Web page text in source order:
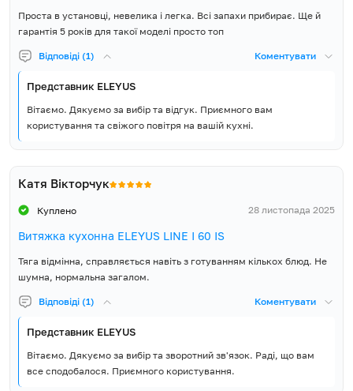
Проста в установці, невелика і легка. Всі запахи прибирає. Ще й
гарантія 5 років для такої моделі просто топ
Відповіді (1) Коментувати
Представник ELEYUS
Вітаємо. Дякуємо за вибір та відгук. Приємного вам
користування та свіжого повітря на вашій кухні.
Катя Вікторчук
Куплено 28 листопада 2025
Витяжка кухонна ELEYUS LINE I 60 IS
Тяга відмінна, справляється навіть з готуванням кількох блюд. Не
шумна, нормальна загалом.
Відповіді (1) Коментувати
Представник ELEYUS
Вітаємо. Дякуємо за вибір та зворотний зв'язок. Раді, що вам
все сподобалося. Приємного користування.